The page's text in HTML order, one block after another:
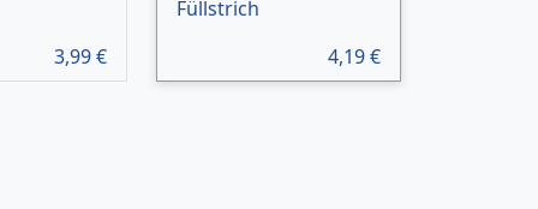
3,99€
Füllstrich
4,19€